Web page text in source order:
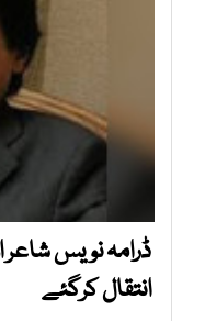
ڈرامہ نویس شاعر
انتقال کرگئے